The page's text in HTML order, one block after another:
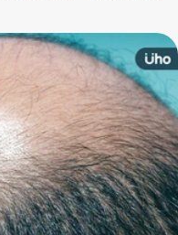
遠離火氣，補陽以不受寒
為原書摘文：